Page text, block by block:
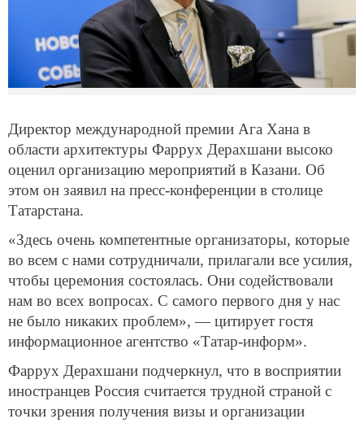
Директор международной премии Ага Хана в
области архитектуры Фаррух Дерахшани высоко
оценил организацию мероприятий в Казани. Об
этом он заявил на пресс-конференции в столице
Татарстана.
«Здесь очень компетентные организаторы, которые
во всем с нами сотрудничали, прилагали все усилия,
чтобы церемония состоялась. Они содействовали
нам во всех вопросах. С самого первого дня у нас
не было никаких проблем», — цитирует гостя
информационное агентство «Татар-информ».
Фаррух Дерахшани подчеркнул, что в восприятии
иностранцев Россия считается трудной страной с
точки зрения получения визы и организации